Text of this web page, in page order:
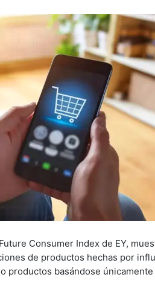
Consumer Index de EY,
de productos hechas por
productos basándose